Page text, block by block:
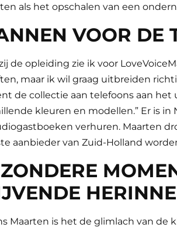
als het opschalen van een
VOOR DE
de opleiding zie ik voor
maar ik wil graag uitbreiden
de collectie aan telefoons aan
kleuren en modellen.” Er is
verhuren. Maarten
aanbieder van Zuid-Holland
Maarten is het de glimlach van de